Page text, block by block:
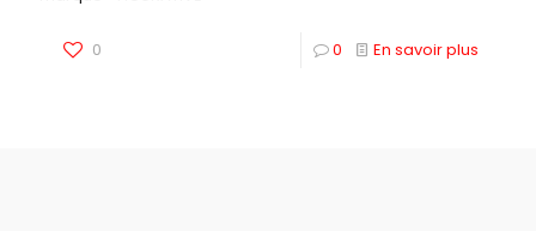
0 0 En savoir plus